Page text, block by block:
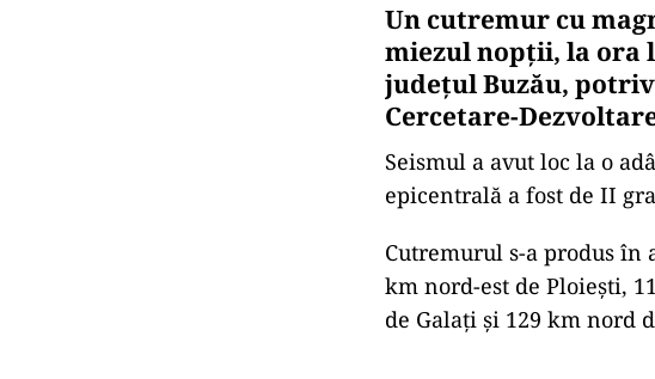
Un cutremur cu
miezul nopţii, la ora
judeţul Buzău,
Cercetare-
Seismul a avut loc la o
epicentrală a fost de II
Cutremurul s-a produs în
km nord-est de Ploieşti,
de Galaţi şi 129 km nord